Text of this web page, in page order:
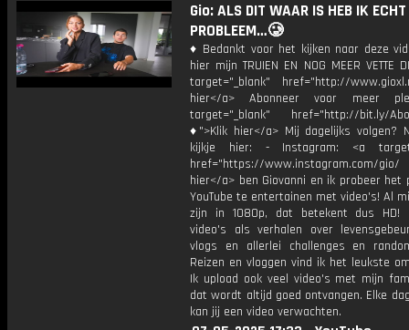
Gio: ALS DIT WAAR IS HEB IK ECHT
PROBLEEM…🥲
♦ Bedankt voor het kijken naar deze
hier mijn TRUIEN EN NOG MEER VETTE
target="_blank" href="http://
hier</a> Abonneer voor meer
target="_blank" href="http://bit.ly/
♦">Klik hier</a> Mij dagelijks volgen?
kijkje hier: - Instagram: <a
href="https://www.instagram.com/
hier</a> ben Giovanni en ik probeer het
YouTube te entertainen met video's! Al
zijn in 1080p, dat betekent dus HD!
video's als verhalen over
vlogs en allerlei challenges en
Reizen en vloggen vind ik het leukste
Ik upload ook veel video's met mijn
dat wordt altijd goed ontvangen. Elke
kan jij een video verwachten.